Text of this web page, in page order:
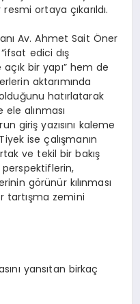
ortaya çıkarıldı.
Av. Ahmet Sait Öner
edici dış
bir yapı” hem de
aktarımında
hatırlatarak
alınması
giriş yazısını kaleme
ise çalışmanın
ve tekil bir bakış
perspektiflerin,
görünür kılınması
tartışma zemini
yansıtan birkaç